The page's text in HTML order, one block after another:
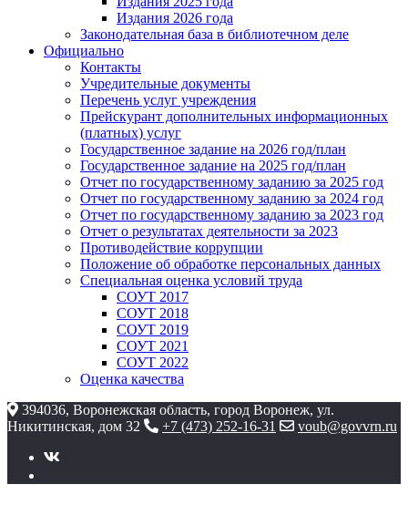
Издания 2026 года
Законодательная база в библиотечном деле
Официально
Контакты
Учредительные документы
Перечень услуг учреждения
Прейскурант дополнительных информационных
(платных) услуг
Государственное задание на 2026 год/план
Государственное задание на 2025 год/план
Отчет по государственному заданию за 2025 год
Отчет по государственному заданию за 2024 год
Отчет по государственному заданию за 2023 год
Отчет о результатах деятельности за 2023
Противодействие коррупции
Положение об обработке персональных данных
Специальная оценка условий труда
СОУТ 2017
СОУТ 2018
СОУТ 2019
СОУТ 2021
СОУТ 2022
Оценка качества
394036, Воронежская область, город Воронеж, ул.
Никитинская, дом 32
+7 (473) 252-16-31 voub@govvrn.ru